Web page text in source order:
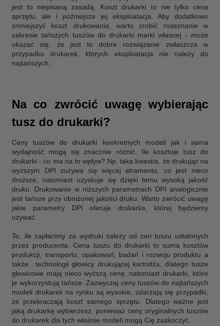
jest to niepisaną zasadą. Koszt drukarki to nie tylko cena
sprzętu, ale i późniejsza jej eksploatacja. Aby dodatkowo
zmniejszyć koszt drukowania, warto zrobić rozeznanie w
zakresie tańszych tuszów do drukarki marki własnej - może
okazać się, że jest to dobre rozwiązanie zwłaszcza w
przypadku drukarek, których eksploatacja nie należy do
najtańszych.
Na co zwrócić uwagę wybierając
tusz do drukarki?
Ceny tuszów do drukarki
konkretnych modeli jak i sama
wydajność mogą się znacznie różnić. Ile kosztuje tusz do
drukarki - co ma na to wpływ? Np. taka kwestia, że drukując na
wyższym DPI zużywa się więcej atramentu, co jest nieco
droższe, natomiast uzyskuje się dzięki temu wysoką jakość
druku. Drukowanie w niższych parametrach DPI analogicznie
jest tańsze przy obniżonej jakości druku. Warto zwrócić uwagę
jakie parametry DPI oferuje drukarka, której będziemy
używać.
To, ile zapłacimy za wydruki zależy od cen tuszu ustalonych
przez producenta. Cena tuszu do drukarki to suma kosztów
produkcji, transportu, opakowań, badań i rozwoju produktu a
także technologii głowicy drukującej kartridża, dlatego tusze
głowicowe mają nieco wyższą cenę, natomiast drukarki, które
je wykorzystują tańsze. Zazwyczaj ceny tuszów do najtańszych
modeli drukarek na rynku są wysokie, zdarzają się przypadki,
że przekraczają koszt samego sprzętu. Dlatego ważne jest
jaką drukarkę wybierzesz, ponieważ ceny oryginalnych tuszów
do drukarek dla tych właśnie modeli mogą Cię zaskoczyć.